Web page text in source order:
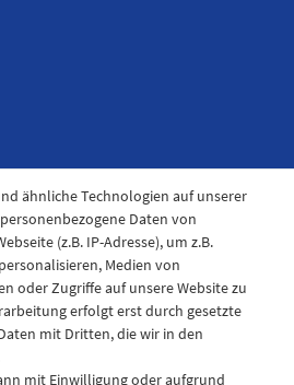
17.30 Uhr
ähnliche Technologien auf unserer
Daten von
(z.B. IP-Adresse), um z.B.
Medien von
oder Zugriffe auf unsere Website zu
erfolgt erst durch gesetzte
mit Dritten, die wir in den
mit Einwilligung oder aufgrund